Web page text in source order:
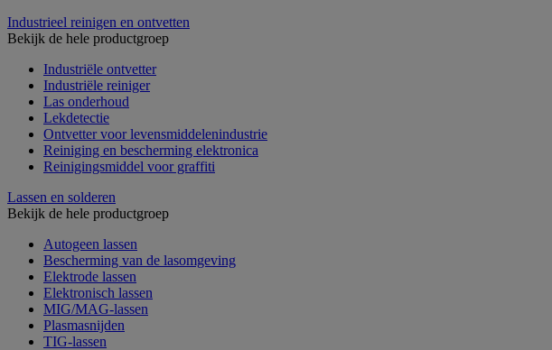
Industrieel reinigen en ontvetten
Bekijk de hele productgroep
Industriële ontvetter
Industriële reiniger
Las onderhoud
Lekdetectie
Ontvetter voor levensmiddelenindustrie
Reiniging en bescherming elektronica
Reinigingsmiddel voor graffiti
Lassen en solderen
Bekijk de hele productgroep
Autogeen lassen
Bescherming van de lasomgeving
Elektrode lassen
Elektronisch lassen
MIG/MAG-lassen
Plasmasnijden
TIG-lassen